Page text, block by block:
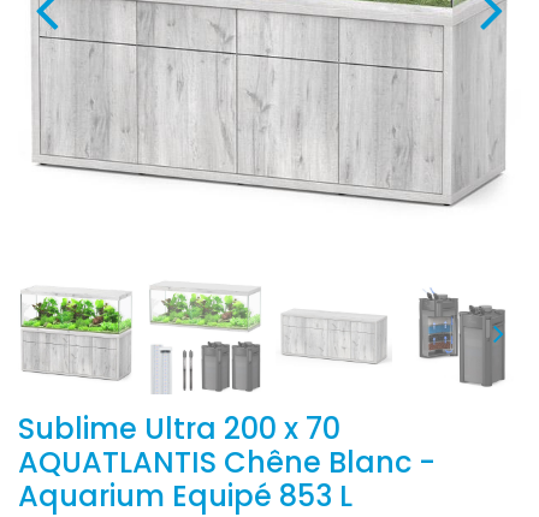
Sublime Ultra 200 x 70
AQUATLANTIS Chêne Blanc -
Aquarium Equipé 853 L